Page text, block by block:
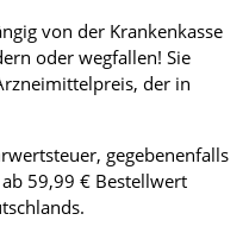
von der Krankenkasse
oder wegfallen! Sie
der in
gegebenenfalls
ab 59,99 € Bestellwert